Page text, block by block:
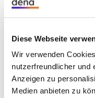
Diese Webseite
Wir verwenden
nutzerfreundlicher und
Anzeigen zu
Medien anbieten zu
Themen:
Förderung,
Laufzeit: Seit 2020
Link zur Projektseite